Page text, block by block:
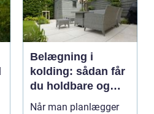
Belægning i
kolding: sådan får
du holdbare og
flotte udearealer
Når man planlægger